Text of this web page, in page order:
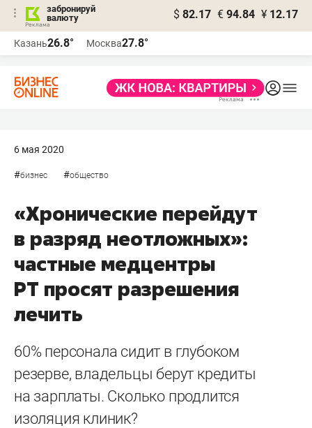
забронируй
валюту
$ 82.17 € 94.84 ¥ 12.17
Казань26.8° Москва27.8°
6 мая 2020
#бизнес #общество
«Хронические перейдут
в разряд неотложных»:
частные медцентры
РТ просят разрешения
лечить
60% персонала сидит в глубоком
резерве, владельцы берут кредиты
на зарплаты. Сколько продлится
изоляция клиник?